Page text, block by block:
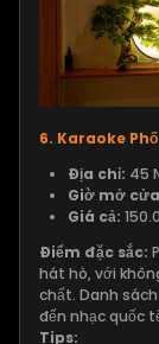
6. Karaoke
Địa chỉ: 45
Giờ mở
Giá cả:
Điểm đặc sắc:
hát hò, với
chất. Danh
đến nhạc quốc
Tips: